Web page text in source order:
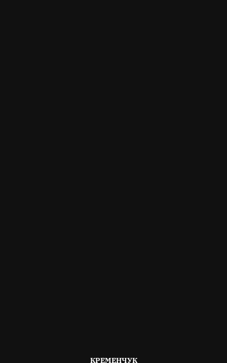
ОПУБЛІКОВАНО
КРЕМЕНЧУК